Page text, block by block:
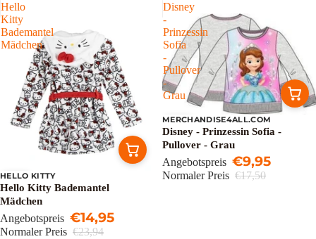
Hello
Kitty
Bademantel
Mädchen
Sale
HELLO KITTY
Hello Kitty Bademantel
Mädchen
Angebotspreis €14,95
Normaler Preis €23,94
Disney
-
Prinzessin
Sofia
-
Pullover
-
Grau
Sale
MERCHANDISE4ALL.COM
Disney - Prinzessin Sofia -
Pullover - Grau
Angebotspreis €9,95
Normaler Preis €17,50